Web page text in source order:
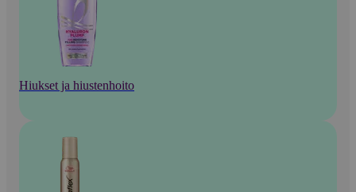
Hiukset ja hiustenhoito